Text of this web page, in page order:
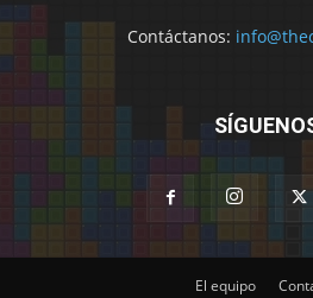
Contáctanos:
El equipo